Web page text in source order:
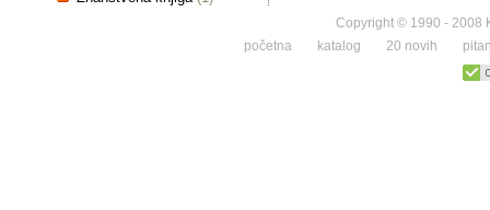
Copyright © 1990 - 2008
početna
katalog 20 novih